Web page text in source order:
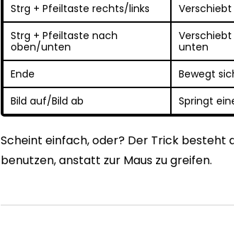
Strg + Pfeiltaste rechts/links
Strg + Pfeiltaste nach
oben/unten
unten
Ende Bewegt
Bild auf/Bild ab
Springt
Scheint einfach, oder? Der Trick besteht
benutzen, anstatt zur Maus zu greifen.